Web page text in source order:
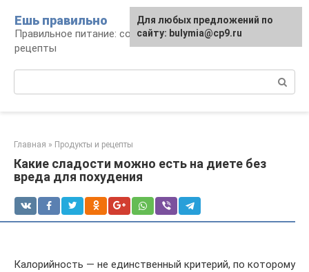
контенту
Ешь правильно
Правильное питание: советы, продукты,
рецепты
Главная » Продукты и рецепты
Какие сладости можно есть на диете без
вреда для похудения
Калорийность — не единственный критерий, по которому
Для любых предложений по
сайту: bulymia@cp9.ru